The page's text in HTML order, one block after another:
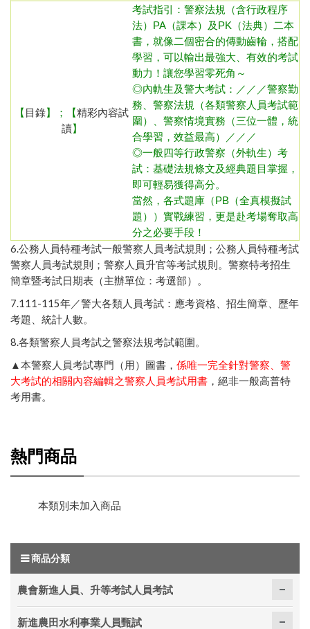
【 目錄】；【精彩內容試
讀】
考試指引： 警察法規（含行政程序
法）
PA（課本）及PK（法典）二本
書，就像二個密合的傳動齒輪，搭配
學習，可以輸出最強大、有效的考試
動力！讓您學習零死角～
◎內軌生及警大考試：／／／警察勤
務、警察法規（各類警察人員考試範
圍）、警察情境實務（三位一體，統
合學習，效益最高）／／／
◎一般四等行政警察（外軌生） 考
試：基礎法規條文及經典題目掌握，
即可輕易獲得高分。
當然，各式題庫（PB（全真模擬試
題））實戰練習，更是赴考場奪取高
分之必要手段！
6.公務人員特種考試一般警察人員考試規則 ； 公務人員特種考試
警察人員考試規則 ； 警察人員升官等考試規則 。 警察特考招生
簡章暨考試日期表（主辦單位：考選部）
。
7.111-115年／警大各類人員考試：應考資格、招生簡章、歷年
考題、統計人數。
8.各類警察人員考試之警察法規考試範圍。
▲本警察人員考試專門（用）圖書， 係唯一完全針對警察、警
大考試的相關內容編輯之警察人員考試用書 ，絕非一般高普特
考用書。
熱門商品
本類別未加入商品
商品分類
農會新進人員、升等考試人員考試
新進農田水利事業人員甄試